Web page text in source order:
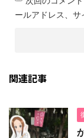
ールアドレス、サ
関連記事